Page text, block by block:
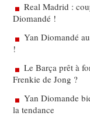
Real Madrid :
Diomandé !
Yan Diomandé
!
Le Barça prêt à
Frenkie de Jong ?
Yan Diomande
la tendance